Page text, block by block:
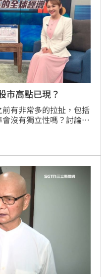
高點已現？
有非常多的拉扯，包括
沒有獨立性嗎？討論非
嗎？